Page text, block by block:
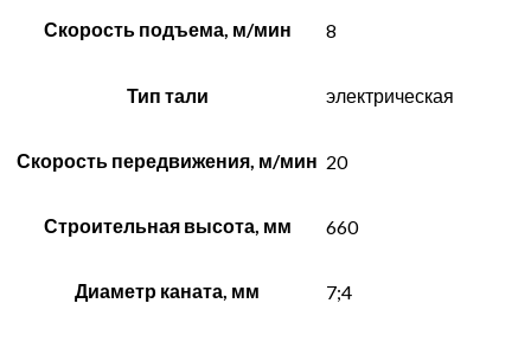
Скорость подъема, м/мин 8
Тип тали электрическая
Скорость передвижения, м/мин 20
Строительная высота, мм 660
Диаметр каната, мм 7;4